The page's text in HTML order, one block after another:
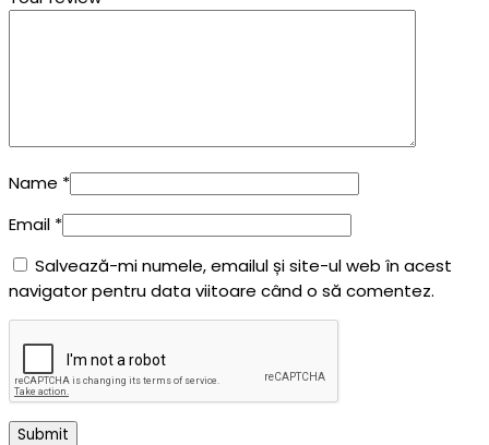
Name *
Email *
Salvează-mi numele, emailul și site-ul web în acest
navigator pentru data viitoare când o să comentez.